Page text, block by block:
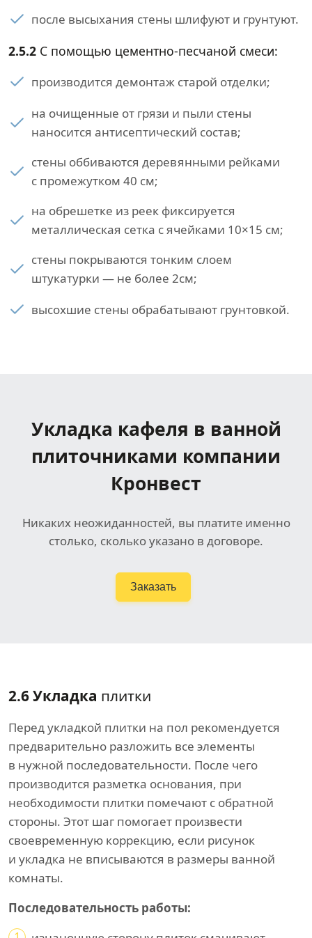
после высыхания стены шлифуют и грунтуют.
2.5.2 С помощью цементно-песчаной смеси:
производится демонтаж старой отделки;
на очищенные от грязи и пыли стены
наносится антисептический состав;
стены оббиваются деревянными рейками
с промежутком 40 см;
на обрешетке из реек фиксируется
металлическая сетка с ячейками 10×15 см;
стены покрываются тонким слоем
штукатурки — не более 2см;
высохшие стены обрабатывают грунтовкой.
Укладка кафеля в ванной
плиточниками компании
Кронвест
Никаких неожиданностей, вы платите именно
столько, сколько указано в договоре.
Заказать
2.6 Укладка плитки
Перед укладкой плитки на пол рекомендуется
предварительно разложить все элементы
в нужной последовательности. После чего
производится разметка основания, при
необходимости плитки помечают с обратной
стороны. Этот шаг помогает произвести
своевременную коррекцию, если рисунок
и укладка не вписываются в размеры ванной
комнаты.
Последовательность работы: